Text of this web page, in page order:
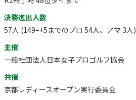
決勝進出人数
57人 (149=+5までのプロ 54人、アマ 3人)
主催
一般社団法人日本女子プロゴルフ協会
共催
京都レディースオープン実行委員会